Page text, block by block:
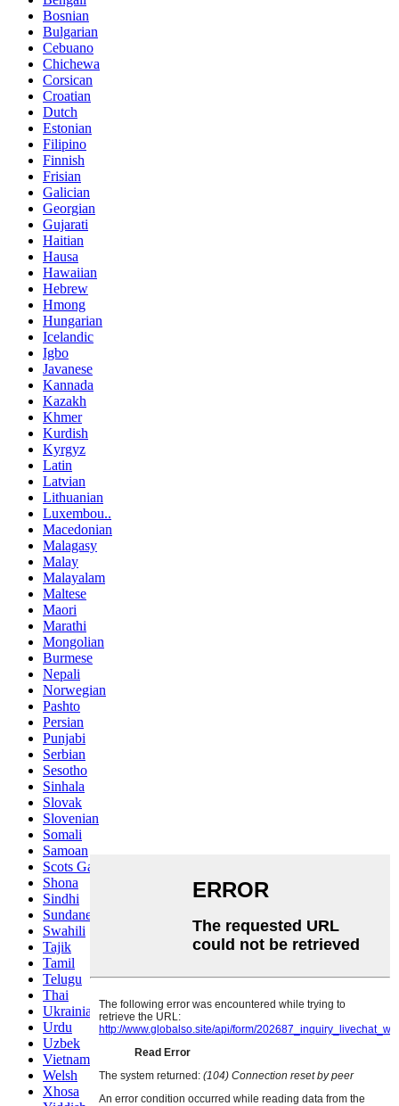
Bosnian
Bulgarian
Cebuano
Chichewa
Corsican
Croatian
Dutch
Estonian
Filipino
Finnish
Frisian
Galician
Georgian
Gujarati
Haitian
Hausa
Hawaiian
Hebrew
Hmong
Hungarian
Icelandic
Igbo
Javanese
Kannada
Kazakh
Khmer
Kurdish
Kyrgyz
Latin
Latvian
Lithuanian
Luxembou..
Macedonian
Malagasy
Malay
Malayalam
Maltese
Maori
Marathi
Mongolian
Burmese
Nepali
Norwegian
Pashto
Persian
Punjabi
Serbian
Sesotho
Sinhala
Slovak
Slovenian
Somali
Samoan
Scots Gaelic
Shona
Sindhi
Sundanese
Swahili
Tajik
Tamil
Telugu
Thai
Ukrainian
Urdu
Uzbek
Vietnamese
Welsh
Xhosa